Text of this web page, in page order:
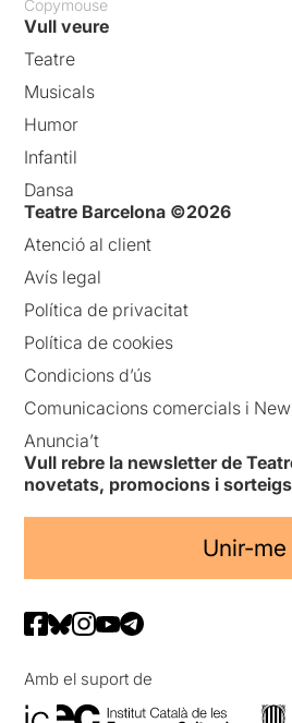
Copymouse
Vull veure
Teatre
Musicals
Humor
Infantil
Dansa
Teatre Barcelona ©2026
Atenció al client
Avís legal
Política de privacitat
Política de cookies
Condicions d’ús
Comunicacions comercials i
Anuncia’t
Vull rebre la newsletter de
novetats, promocions i sorteigs
Unir-me
Amb el suport de